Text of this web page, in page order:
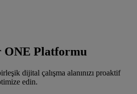
ONE Platformu
dijital çalışma alanınızı proaktif
edin.